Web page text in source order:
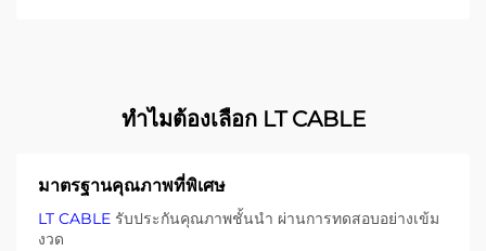
ทําไมต้องเลือก LT CABLE
มาตรฐานคุณภาพที่พิเศษ
LT CABLE รับประกันคุณภาพชั้นนํา ผ่านการทดสอบอย่างเข้ม
งวด